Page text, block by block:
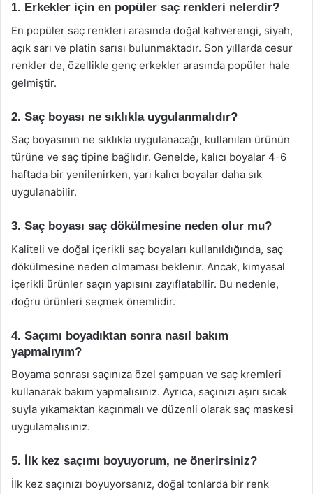
1. Erkekler için en popüler saç renkleri nelerdir?
En popüler saç renkleri arasında doğal kahverengi, siyah,
açık sarı ve platin sarısı bulunmaktadır. Son yıllarda cesur
renkler de, özellikle genç erkekler arasında popüler hale
gelmiştir.
2. Saç boyası ne sıklıkla uygulanmalıdır?
Saç boyasının ne sıklıkla uygulanacağı, kullanılan ürünün
türüne ve saç tipine bağlıdır. Genelde, kalıcı boyalar 4-6
haftada bir yenilenirken, yarı kalıcı boyalar daha sık
uygulanabilir.
3. Saç boyası saç dökülmesine neden olur mu?
Kaliteli ve doğal içerikli saç boyaları kullanıldığında, saç
dökülmesine neden olmaması beklenir. Ancak, kimyasal
içerikli ürünler saçın yapısını zayıflatabilir. Bu nedenle,
doğru ürünleri seçmek önemlidir.
4. Saçımı boyadıktan sonra nasıl bakım
yapmalıyım?
Boyama sonrası saçınıza özel şampuan ve saç kremleri
kullanarak bakım yapmalısınız. Ayrıca, saçınızı aşırı sıcak
suyla yıkamaktan kaçınmalı ve düzenli olarak saç maskesi
uygulamalısınız.
5. İlk kez saçımı boyuyorum, ne önerirsiniz?
İlk kez saçınızı boyuyorsanız, doğal tonlarda bir renk